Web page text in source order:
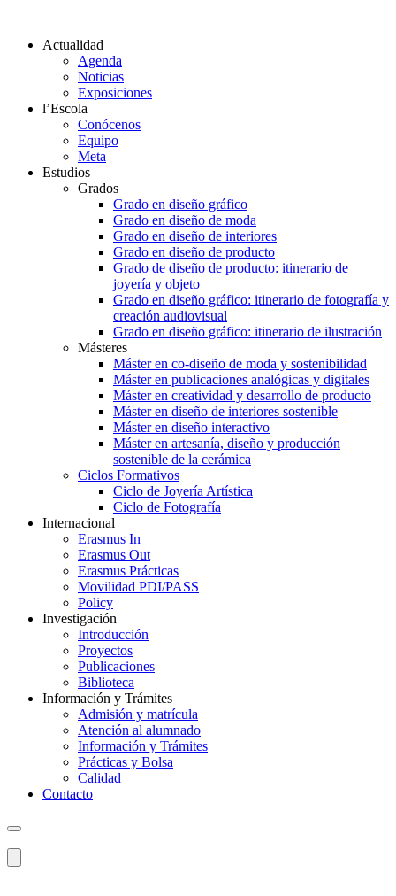
Actualidad
Agenda
Noticias
Exposiciones
l’Escola
Conócenos
Equipo
Meta
Estudios
Grados
Grado en diseño gráfico
Grado en diseño de moda
Grado en diseño de interiores
Grado en diseño de producto
Grado de diseño de producto: itinerario de
joyería y objeto
Grado en diseño gráfico: itinerario de fotografía y
creación audiovisual
Grado en diseño gráfico: itinerario de ilustración
Másteres
Máster en co-diseño de moda y sostenibilidad
Máster en publicaciones analógicas y digitales
Máster en creatividad y desarrollo de producto
Máster en diseño de interiores sostenible
Máster en diseño interactivo
Máster en artesanía, diseño y producción
sostenible de la cerámica
Ciclos Formativos
Ciclo de Joyería Artística
Ciclo de Fotografía
Internacional
Erasmus In
Erasmus Out
Erasmus Prácticas
Movilidad PDI/PASS
Policy
Investigación
Introducción
Proyectos
Publicaciones
Biblioteca
Información y Trámites
Admisión y matrícula
Atención al alumnado
Información y Trámites
Prácticas y Bolsa
Calidad
Contacto